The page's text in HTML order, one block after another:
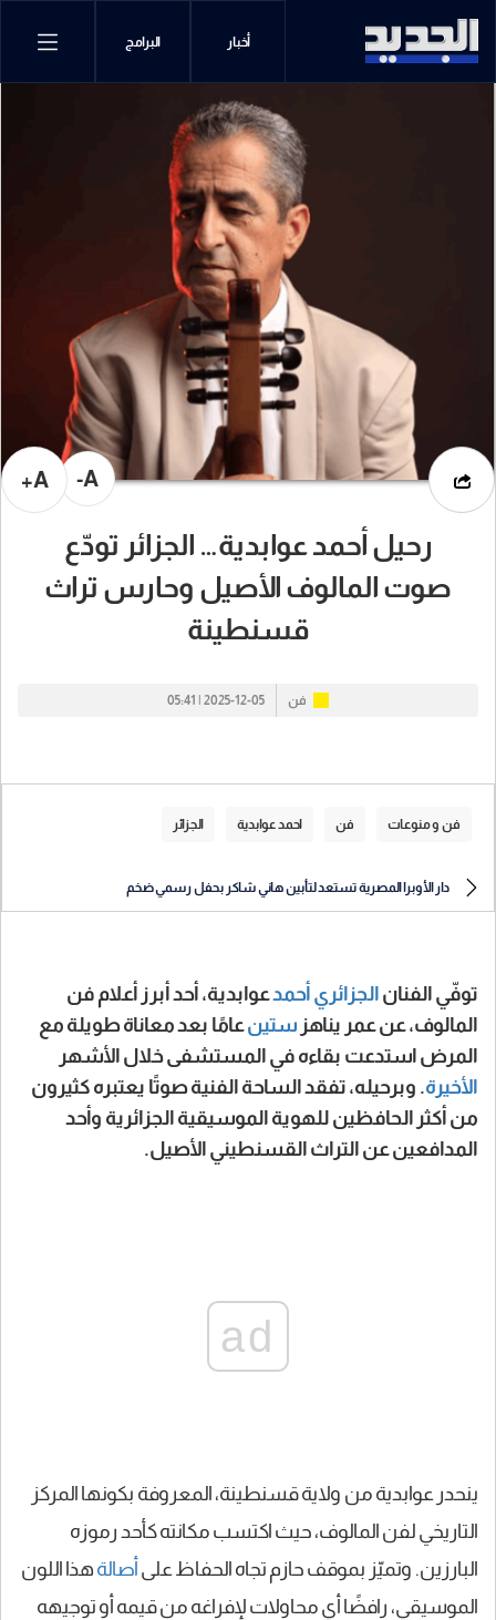
أخبار البرامج
A-
A+
رحيل أحمد عوابدية… الجزائر تودّع
صوت المالوف الأصيل وحارس تراث
قسنطينة
فن 2025-12-05 | 05:41
فن و منوعات فن احمد عوابدية الجزائر
دار الأوبرا المصرية تستعد لتأبين هاني شاكر بحفل رسمي ضخم
توفّي الفنان الجزائري أحمدعوابدية، أحد أبرز أعلام فن
المالوف، عن عمر يناهز ستينعامًا بعد معاناة طويلة مع
المرض استدعت بقاءه في المستشفى خلال الأشهر
الأخيرة. وبرحيله، تفقد الساحة الفنية صوتًا يعتبره كثيرون
من أكثر الحافظين للهوية الموسيقية الجزائرية وأحد
المدافعين عن التراث القسنطيني الأصيل.
ad
ينحدر عوابدية من ولاية قسنطينة، المعروفة بكونها المركز
التاريخي لفن المالوف، حيث اكتسب مكانته كأحد رموزه
البارزين. وتميّز بموقف حازم تجاه الحفاظ على أصالة هذا اللون
الموسيقي، رافضًا أي محاولات لإفراغه من قيمه أو توجيهه